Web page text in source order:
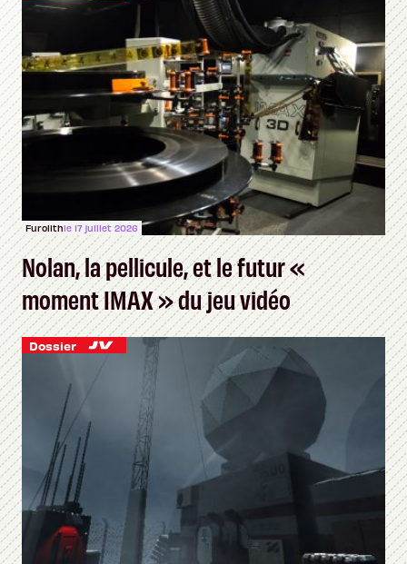
Furolithle 17 juillet 2026
Nolan, la pellicule, et le futur «
moment IMAX » du jeu vidéo
Dossier